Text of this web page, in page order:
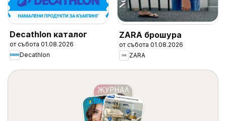
Decathlon каталог
от събота 01.08.2026
Decathlon
ZARA брошура
от събота 01.08.2026
ZARA